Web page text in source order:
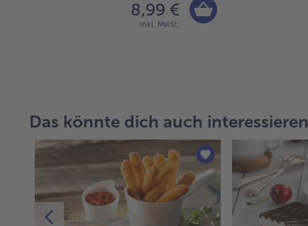
8,99 €
inkl. MwSt.
Das könnte dich auch interessieren